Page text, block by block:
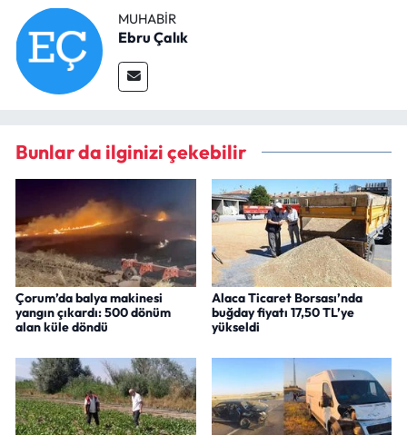
MUHABIR
Ebru Çalık
Bunlar da ilginizi çekebilir
Çorum’da balya makinesi
yangın çıkardı: 500 dönüm
alan küle döndü
Alaca Ticaret Borsası’nda
buğday fiyatı 17,50 TL’ye
yükseldi